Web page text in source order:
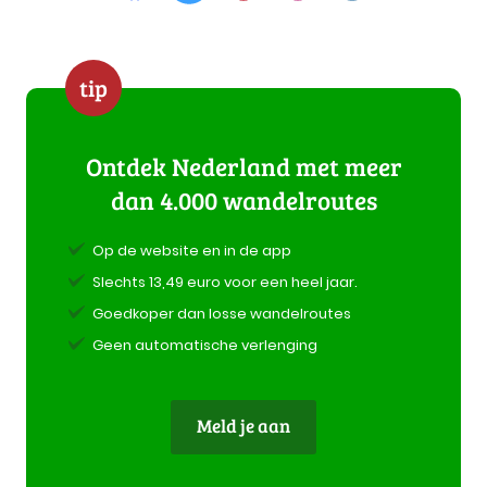
tip
Ontdek Nederland met meer
dan 4.000 wandelroutes
Op de website en in de app
Slechts 13,49 euro voor een heel jaar.
Goedkoper dan losse wandelroutes
Geen automatische verlenging
Meld je aan